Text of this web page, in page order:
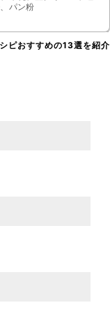
パン粉
ピおすすめの13選を紹介